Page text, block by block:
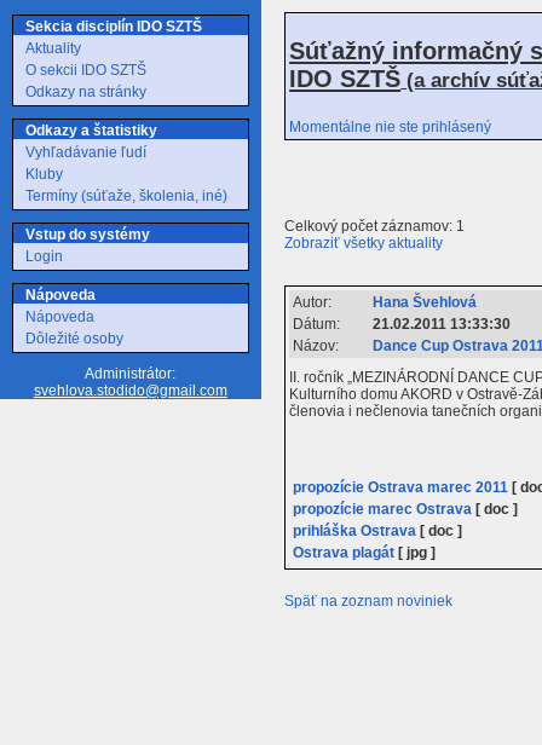
Sekcia disciplín IDO SZTŠ
Aktuality
O sekcii IDO SZTŠ
Odkazy na stránky
Odkazy a štatistiky
Vyhľadávanie ľudí
Kluby
Termíny (súťaže, školenia, iné)
Vstup do systémy
Login
Nápoveda
Nápoveda
Dôležité osoby
Administrátor:
svehlova.stodido@gmail.com
Súťažný informačný
IDO SZTŠ (a archív
Momentálne nie ste prihlásený
Celkový počet záznamov: 1
Zobraziť všetky aktuality
Autor:
Hana Švehlová
Dátum:
21.02.2011 13:33:30
Názov:
Dance Cup Ostrava
II. ročník „MEZINÁRODNÍ DANCE
Kulturního domu AKORD v Ostravě-
členovia i nečlenovia tanečních
propozície Ostrava marec 2011 [
propozície marec Ostrava [ doc ]
prihláška Ostrava [ doc ]
Ostrava plagát [ jpg ]
Späť na zoznam noviniek